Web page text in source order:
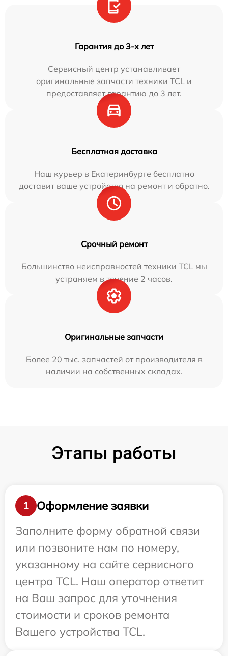
Гарантия до 3-х лет
Сервисный центр устанавливает
оригинальные запчасти техники TCL и
предоставляет гарантию до 3 лет.
Бесплатная доставка
Наш курьер в Екатеринбурге бесплатно
доставит ваше устройство на ремонт и обратно.
Срочный ремонт
Большинство неисправностей техники TCL мы
устраняем в течение 2 часов.
Оригинальные запчасти
Более 20 тыс. запчастей от производителя в
наличии на собственных складах.
Этапы работы
1
Оформление заявки
Заполните форму обратной связи
или позвоните нам по номеру,
указанному на сайте сервисного
центра TCL. Наш оператор ответит
на Ваш запрос для уточнения
стоимости и сроков ремонта
Вашего устройства TCL.